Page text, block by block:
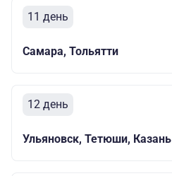
11 день
Самара, Тольятти
12 день
Ульяновск, Тетюши, Казань